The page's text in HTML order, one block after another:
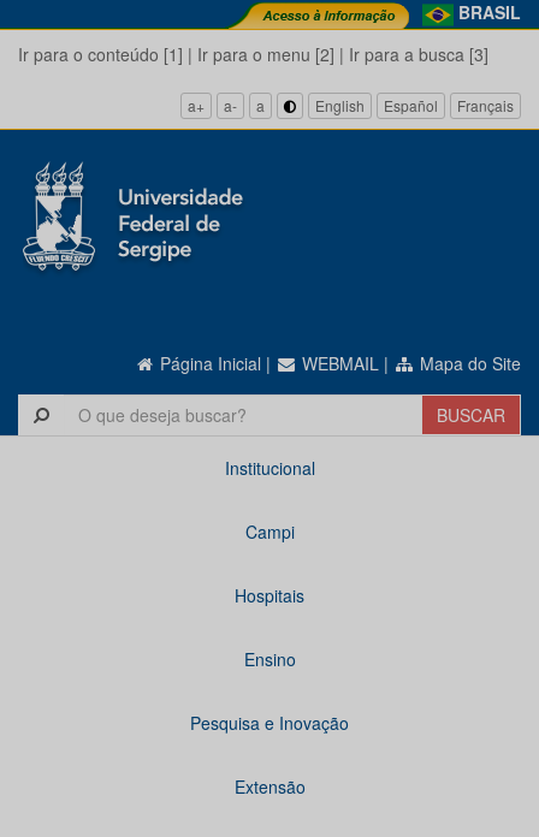
BRASIL
Ir para o conteúdo [1] | Ir para o menu [2] | Ir para a busca [3]
a+ a- a English Español Français
Página Inicial | WEBMAIL | Mapa do Site
Institucional
Campi
Hospitais
Ensino
Pesquisa e Inovação
Extensão